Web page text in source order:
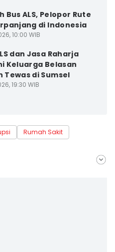
Bus ALS, Pelopor Rute
di Indonesia
10:00 WIB
dan Jasa Raharja
Keluarga Belasan
Tewas di Sumsel
19:30 WIB
Rumah Sakit